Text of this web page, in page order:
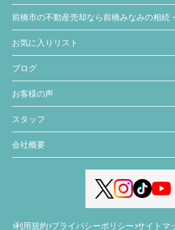
前橋市の不動産売却なら前橋みなみの相続
お気に入りリスト
ブログ
お客様の声
スタッフ
会社概要
利用規約 プライバシーポリシー サイトマ